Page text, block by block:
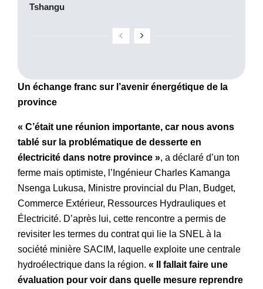
Tshangu
Un échange franc sur l’avenir énergétique de la
province
« C’était une réunion importante, car nous avons
tablé sur la problématique de desserte en
électricité dans notre province », a déclaré d’un ton
ferme mais optimiste, l’Ingénieur Charles Kamanga
Nsenga Lukusa, Ministre provincial du Plan, Budget,
Commerce Extérieur, Ressources Hydrauliques et
Électricité. D’après lui, cette rencontre a permis de
revisiter les termes du contrat qui lie la SNEL à la
société minière SACIM, laquelle exploite une centrale
hydroélectrique dans la région. « Il fallait faire une
évaluation pour voir dans quelle mesure reprendre